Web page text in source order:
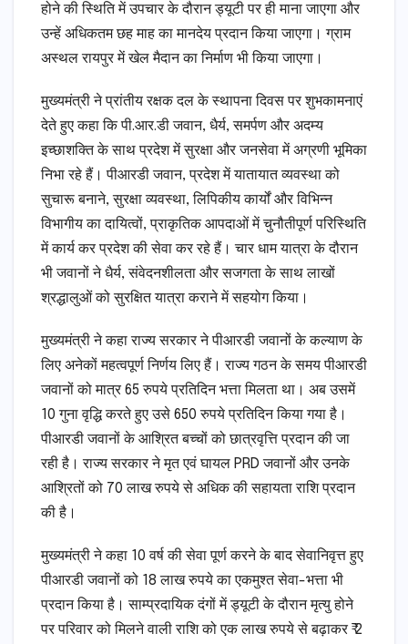
होने की स्थिति में उपचार के दौरान ड्यूटी पर ही माना जाएगा और
उन्हें अधिकतम छह माह का मानदेय प्रदान किया जाएगा। ग्राम
अस्थल रायपुर में खेल मैदान का निर्माण भी किया जाएगा।
मुख्यमंत्री ने प्रांतीय रक्षक दल के स्थापना दिवस पर शुभकामनाएं
देते हुए कहा कि पी.आर.डी जवान, धैर्य, समर्पण और अदम्य
इच्छाशक्ति के साथ प्रदेश में सुरक्षा और जनसेवा में अग्रणी भूमिका
निभा रहे हैं। पीआरडी जवान, प्रदेश में यातायात व्यवस्था को
सुचारू बनाने, सुरक्षा व्यवस्था, लिपिकीय कार्यों और विभिन्न
विभागीय का दायित्वों, प्राकृतिक आपदाओं में चुनौतीपूर्ण परिस्थिति
में कार्य कर प्रदेश की सेवा कर रहे हैं। चार धाम यात्रा के दौरान
भी जवानों ने धैर्य, संवेदनशीलता और सजगता के साथ लाखों
श्रद्धालुओं को सुरक्षित यात्रा कराने में सहयोग किया।
मुख्यमंत्री ने कहा राज्य सरकार ने पीआरडी जवानों के कल्याण के
लिए अनेकों महत्वपूर्ण निर्णय लिए हैं। राज्य गठन के समय पीआरडी
जवानों को मात्र 65 रुपये प्रतिदिन भत्ता मिलता था। अब उसमें
10 गुना वृद्धि करते हुए उसे 650 रुपये प्रतिदिन किया गया है।
पीआरडी जवानों के आश्रित बच्चों को छात्रवृत्ति प्रदान की जा
रही है। राज्य सरकार ने मृत एवं घायल PRD जवानों और उनके
आश्रितों को 70 लाख रुपये से अधिक की सहायता राशि प्रदान
की है।
मुख्यमंत्री ने कहा 10 वर्ष की सेवा पूर्ण करने के बाद सेवानिवृत्त हुए
पीआरडी जवानों को 18 लाख रुपये का एकमुश्त सेवा-भत्ता भी
प्रदान किया है। साम्प्रदायिक दंगों में ड्यूटी के दौरान मृत्यु होने
पर परिवार को मिलने वाली राशि को एक लाख रुपये से बढ़ाकर ₹ 2